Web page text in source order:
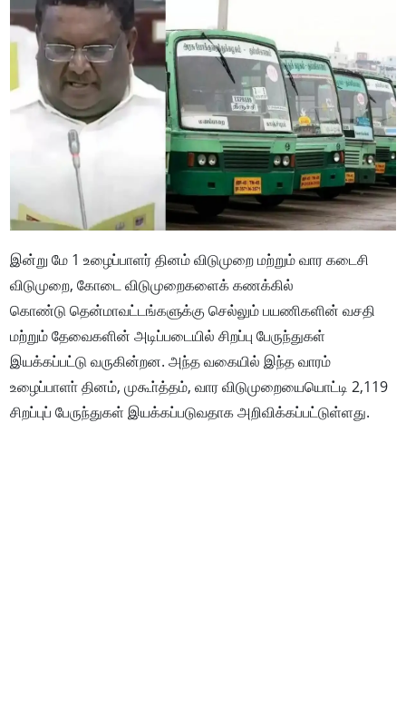
இன்று மே 1 உழைப்பாளர் தினம் விடுமுறை மற்றும் வார கடைசி
விடுமுறை, கோடை விடுமுறைகளைக் கணக்கில்
கொண்டு தென்மாவட்டங்களுக்கு செல்லும் பயணிகளின் வசதி
மற்றும் தேவைகளின் அடிப்படையில் சிறப்பு பேருந்துகள்
இயக்கப்பட்டு வருகின்றன. அந்த வகையில் இந்த வாரம்
உழைப்பாளா் தினம், முகூா்த்தம், வார விடுமுறையையொட்டி 2,119
சிறப்புப் பேருந்துகள் இயக்கப்படுவதாக அறிவிக்கப்பட்டுள்ளது.